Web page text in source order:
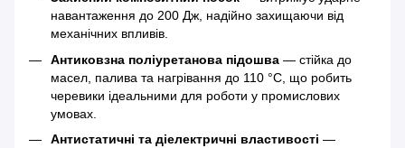
навантаження до 200 Дж, надійно захищаючи від
механічних впливів.
Антиковзна поліуретанова підошва — стійка до
масел, палива та нагрівання до 110 °C, що робить
черевики ідеальними для роботи у промислових
умовах.
Антистатичні та діелектричні властивості —